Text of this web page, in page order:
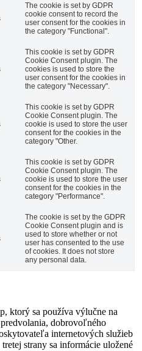
The cookie is set by GDPR
cookie consent to record the
user consent for the cookies in
the category "Functional".
This cookie is set by GDPR
Cookie Consent plugin. The
cookies is used to store the
user consent for the cookies in
the category "Necessary".
This cookie is set by GDPR
Cookie Consent plugin. The
cookie is used to store the user
consent for the cookies in the
category "Other.
This cookie is set by GDPR
Cookie Consent plugin. The
cookie is used to store the user
consent for the cookies in the
category "Performance".
The cookie is set by the GDPR
Cookie Consent plugin and is
used to store whether or not
user has consented to the use
of cookies. It does not store
any personal data.
ktorý sa používa výlučne na
dobrovoľného
internetových služieb
strany sa informácie uložené